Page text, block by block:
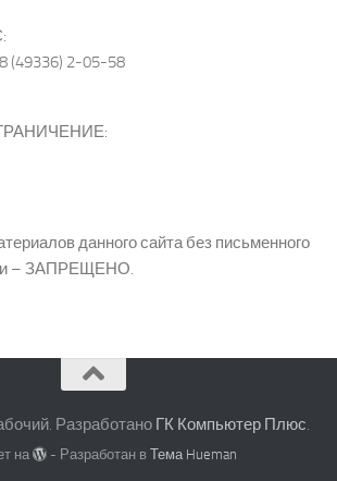
(49336) 2-05-58
данного сайта без письменного
– ЗАПРЕЩЕНО.
Разработано ГК Компьютер Плюс.
на - Разработан вТема Hueman